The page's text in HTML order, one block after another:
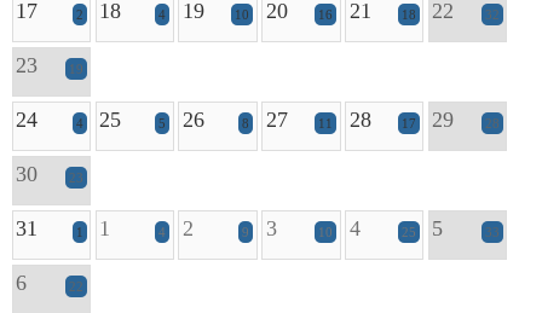
17 2 18 4 19 10 20 16 21 18 22 32
23 19
24 4 25 5 26 8 27 11 28 17 29 28
30 23
31 1 1 4 2 9 3 10 4 25 5 33
6 22